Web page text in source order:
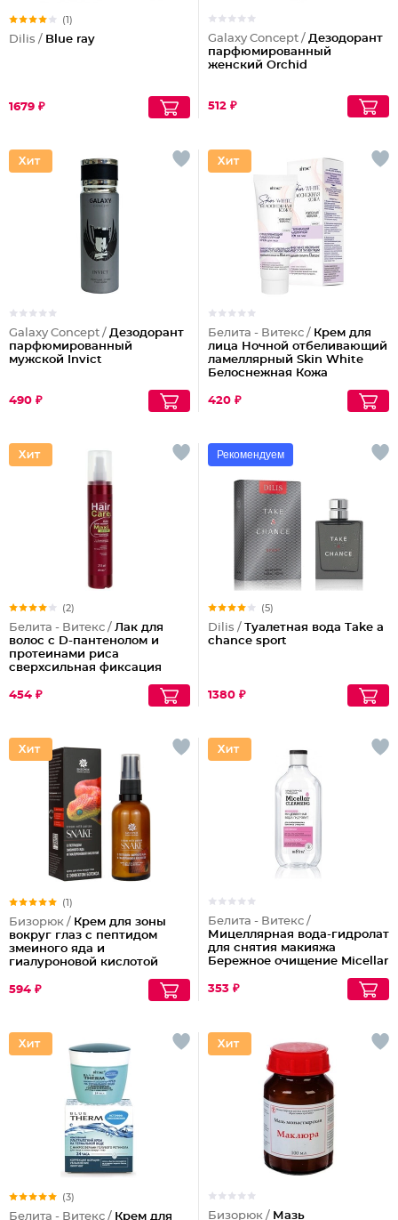
(1)
Dilis / Blue ray
1679 ₽
Galaxy Concept / Дезодорант
парфюмированный
женский Orchid
512 ₽
Galaxy Concept / Дезодорант
парфюмированный
мужской Invict
490 ₽
Белита - Витекс / Крем для
лица Ночной отбеливающий
ламеллярный Skin White
Белоснежная Кожа
420 ₽
(2)
Белита - Витекс / Лак для
волос с D-пантенолом и
протеинами риса
сверхсильная фиксация
454 ₽
Рекомендуем
(5)
Dilis / Туалетная вода Take a
chance sport
1380 ₽
(1)
Бизорюк / Крем для зоны
вокруг глаз с пептидом
змеиного яда и
гиалуроновой кислотой
594 ₽
Белита - Витекс /
Мицеллярная вода-гидролат
для снятия макияжа
Бережное очищение Micellar
353 ₽
(3)
Белита - Витекс / Крем для Бизорюк / Мазь